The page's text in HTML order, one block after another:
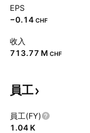
EPS
−0.14 CHF
收入
‪713.77 M‬ CHF
員工
員工(FY)
‪1.04 K‬